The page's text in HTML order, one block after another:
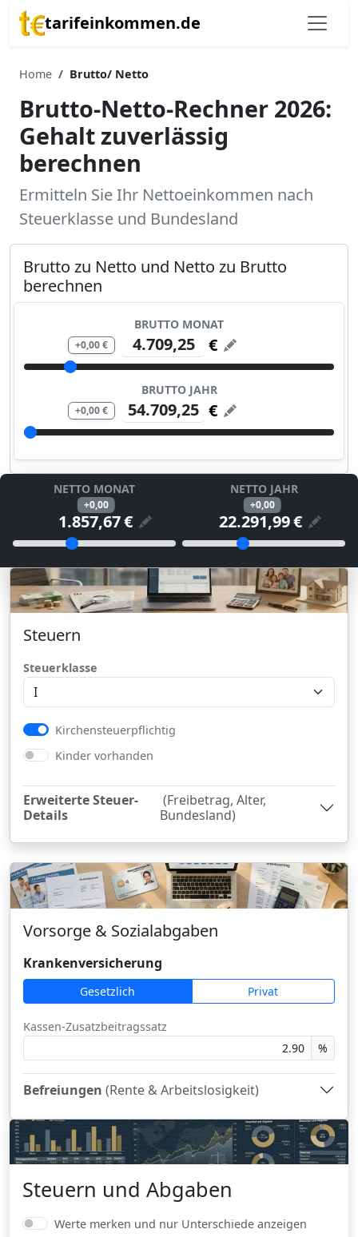
tarifeinkommen.de
Home Brutto/ Netto
Brutto-Netto-Rechner 2026:
Gehalt zuverlässig
berechnen
Ermitteln Sie Ihr Nettoeinkommen nach
Steuerklasse und Bundesland
Brutto zu Netto und Netto zu Brutto
berechnen
BRUTTO MONAT
+0,00 € €
Gehalt in Tarifstufen anpassen
Ziehen Sie den Schieberegler, um das monatliche
BRUTTO JAHR
+0,00 € €
Gehalt in Tarifstufen anpassen
Ziehen Sie den Schieberegler, um das jährliche
NETTO MONAT
+0,00
€
Hier das das reale monatliche Netto
Slider Netto Monate
Ziehen Sie den Schieberegler, um das monatliche
NETTO JAHR
+0,00
€
Hier das das
Slider Netto Jahr
Ziehen Sie den
Einstellungen für Lohnsteuer,
Steuern
Steuerklasse
Kirchensteuerpflichtig
Kinder vorhanden
Erweiterte Steuer-
Details
(Freibetrag, Alter,
Bundesland)
Vorsorge & Sozialabgaben
Krankenversicherung
Gesetzlich Privat
Kassen-Zusatzbeitragssatz
%
Befreiungen (Rente & Arbeitslosigkeit)
Steuern und Abgaben
Werte merken und nur Unterschiede anzeigen